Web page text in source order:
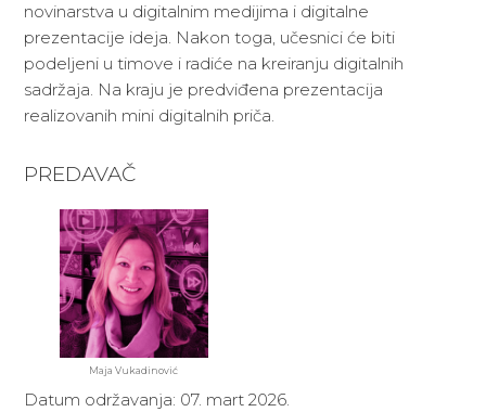
novinarstva u digitalnim medijima i digitalne
prezentacije ideja. Nakon toga, učesnici će biti
podeljeni u timove i radiće na kreiranju digitalnih
sadržaja. Na kraju je predviđena prezentacija
realizovanih mini digitalnih priča.
PREDAVAČ
Maja Vukadinović
Datum održavanja: 07. mart 2026.